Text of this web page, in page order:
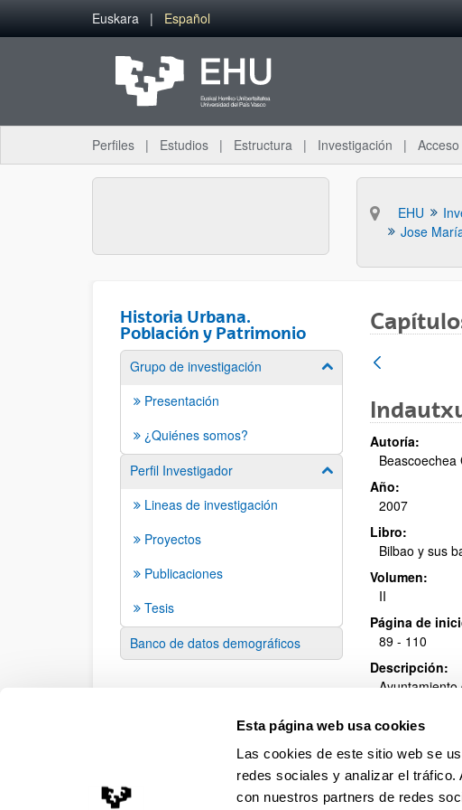
Esta página web usa cookies
Las cookies de este sitio web se
redes sociales y analizar el
con nuestros partners de redes
Saltar al contenido principal
Euskara Español
Perfiles Estudios Estructura Investigación
EHU
Jose
Historia Urbana.
Población y Patrimonio
Grupo de investigación Mostrar/ocultar subpáginas
Presentación
¿Quiénes somos?
Perfil Investigador
Mostrar/ocultar
Lineas de investigación
Proyectos
Publicaciones
Tesis
Banco de datos demográficos
Autoría:
Beascoechea
Año:
2007
Libro:
Bilbao y sus
Volumen:
II
Página de
89 - 110
Descripción:
Ayuntamiento